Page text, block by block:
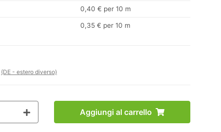
0,40 € per 10 m
0,35 € per 10 m
(DE - estero diverso)
Aggiungi al carrello